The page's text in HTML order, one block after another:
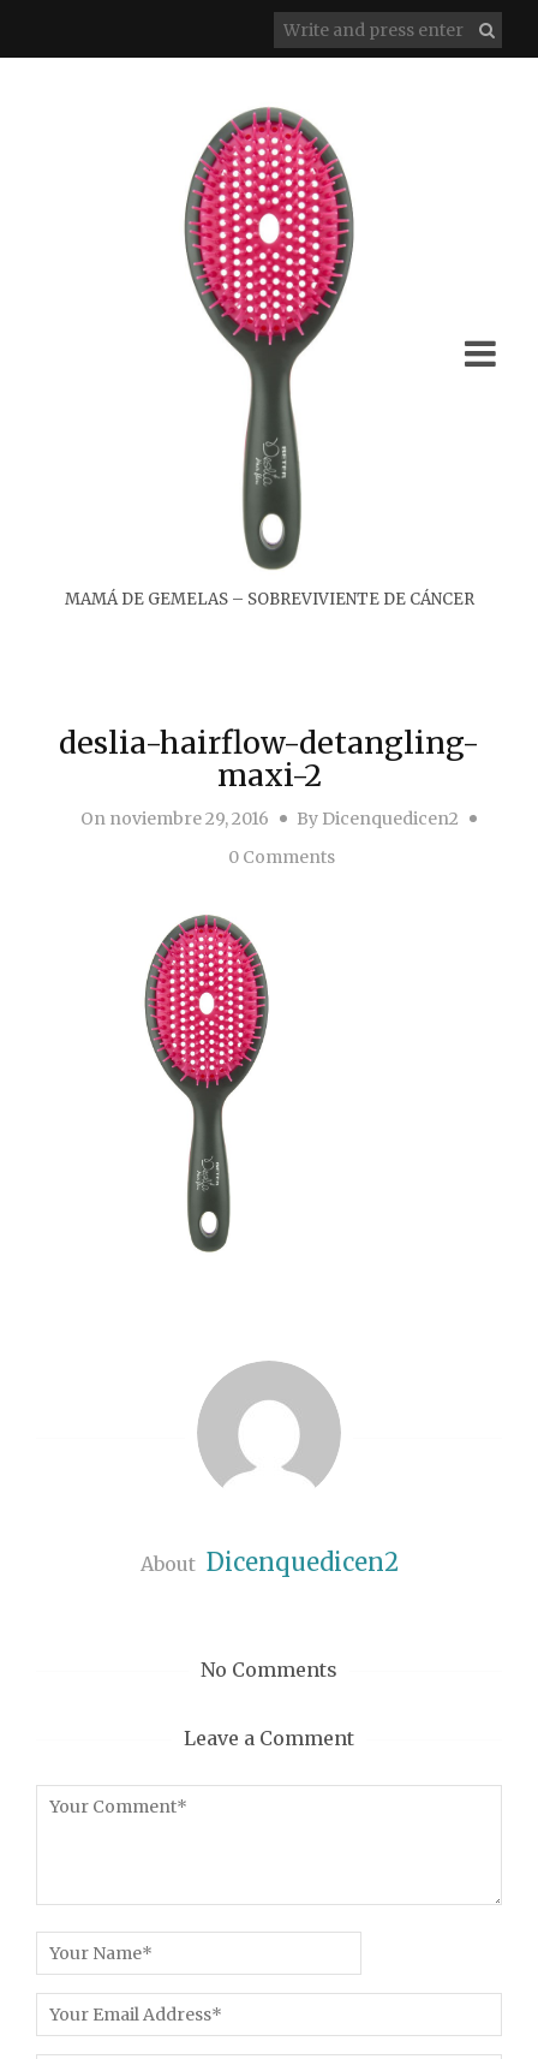
MAMÁ DE GEMELAS – SOBREVIVIENTE DE CÁNCER
deslia-hairflow-detangling-
maxi-2
On noviembre 29, 2016 By Dicenquedicen2
0 Comments
About Dicenquedicen2
No Comments
Leave a Comment